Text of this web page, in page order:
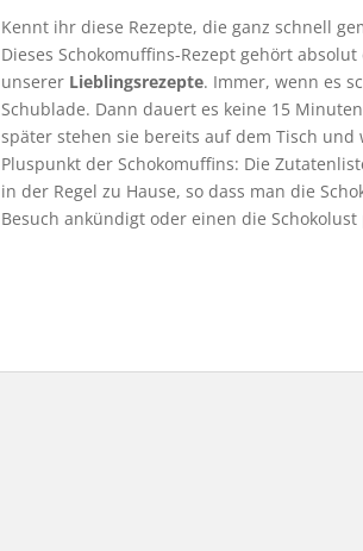
Kennt ihr diese Rezepte, die ganz schnell
Dieses Schokomuffins-Rezept gehört
unserer Lieblingsrezepte. Immer, wenn es
Schublade. Dann dauert es keine 15
später stehen sie bereits auf dem Tisch
Pluspunkt der Schokomuffins: Die
in der Regel zu Hause, so dass man die
Besuch ankündigt oder einen die Schokolust